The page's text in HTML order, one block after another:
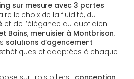
sur mesure avec 3 portes
le choix de la fluidité, du
et de l’élégance au quotidien.
Bains, menuisier à Montbrison,
solutions d’agencement
et adaptées à chaque